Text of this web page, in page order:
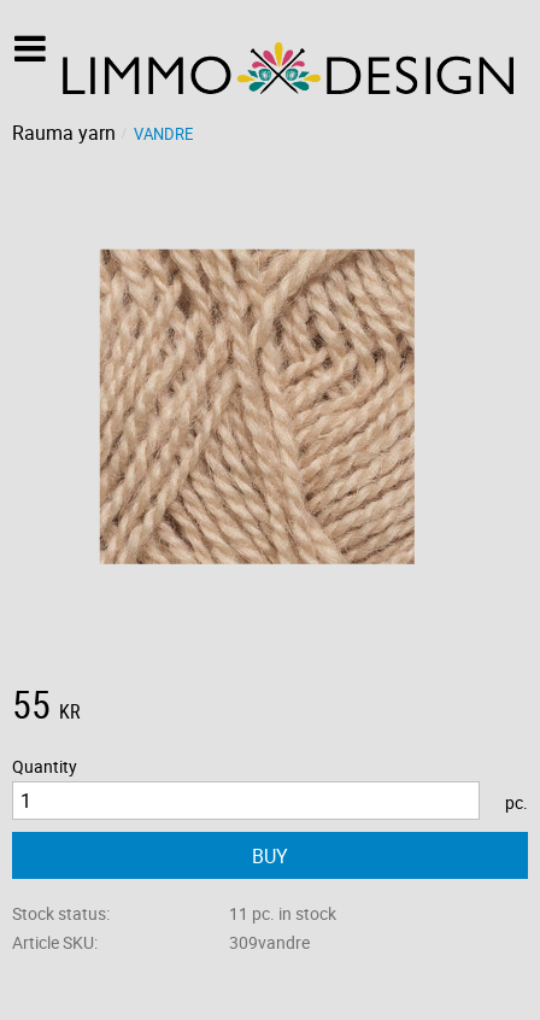
Rauma yarn VANDRE
55 KR
Quantity
pc.
BUY
Stock status
11 pc. in stock
Article SKU
309vandre